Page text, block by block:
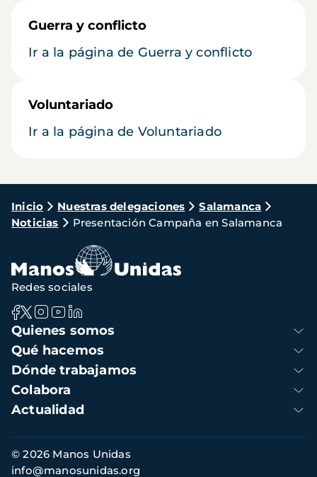
Guerra y conflicto
Ir a la página de Guerra y conflicto
Voluntariado
Ir a la página de Voluntariado
Ruta
de
navegación
Inicio Nuestras delegaciones
Salamanca
Noticias
Presentación Campaña en Salamanca
Navegación
principal
Quienes somos
Qué hacemos
Dónde trabajamos
Colabora
Actualidad
Redes sociales
Información
de
© 2026 Manos Unidas
info@manosunidas.org